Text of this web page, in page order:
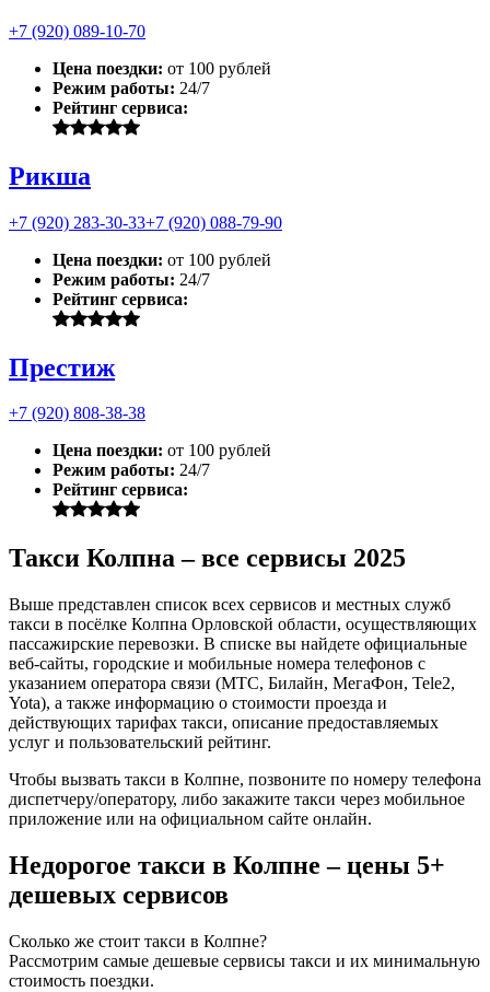
+7 (920) 089-10-70
Цена поездки: от 100 рублей
Режим работы: 24/7
Рейтинг сервиса:
Рикша
+7 (920) 283-30-33+7 (920) 088-79-90
Цена поездки: от 100 рублей
Режим работы: 24/7
Рейтинг сервиса:
Престиж
+7 (920) 808-38-38
Цена поездки: от 100 рублей
Режим работы: 24/7
Рейтинг сервиса:
Такси Колпна – все сервисы 2025
Выше представлен список всех сервисов и местных служб
такси в посёлке Колпна Орловской области, осуществляющих
пассажирские перевозки. В списке вы найдете официальные
веб-сайты, городские и мобильные номера телефонов с
указанием оператора связи (МТС, Билайн, МегаФон, Tele2,
Yota), а также информацию о стоимости проезда и
действующих тарифах такси, описание предоставляемых
услуг и пользовательский рейтинг.
Чтобы вызвать такси в Колпне, позвоните по номеру телефона
диспетчеру/оператору, либо закажите такси через мобильное
приложение или на официальном сайте онлайн.
Недорогое такси в Колпне – цены 5+
дешевых сервисов
Сколько же стоит такси в Колпне?
Рассмотрим самые дешевые сервисы такси и их минимальную
стоимость поездки.